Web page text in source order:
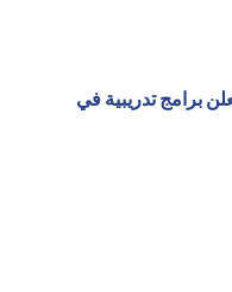
برامج تدريبية في